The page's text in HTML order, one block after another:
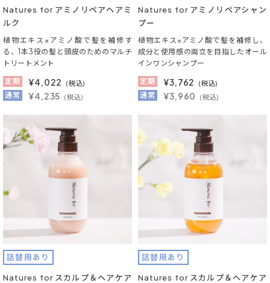
Natures for アミノリペアヘアミ
ルク
植物エキス×アミノ酸で髪を補修す
る、1本3役の髪と頭皮のためのマルチ
トリートメント
定期
¥4,022 (税込)
通常 ¥4,235 (税込)
Natures for アミノリペアシャン
プー
植物エキス×アミノ酸で髪を補修し、
成分と使用感の両立を目指したオール
インワンシャンプー
定期
¥3,762 (税込)
通常 ¥3,960 (税込)
詰替用あり
Natures for スカルプ＆ヘアケア
詰替用あり
Natures for スカルプ＆ヘアケア